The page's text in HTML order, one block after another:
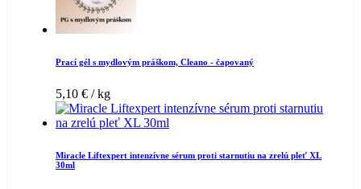
Prací gél s mydlovým práškom, Cleano - čapovaný
5,10 € / kg
Miracle Liftexpert intenzívne sérum proti starnutiu na zrelú pleť XL
30ml